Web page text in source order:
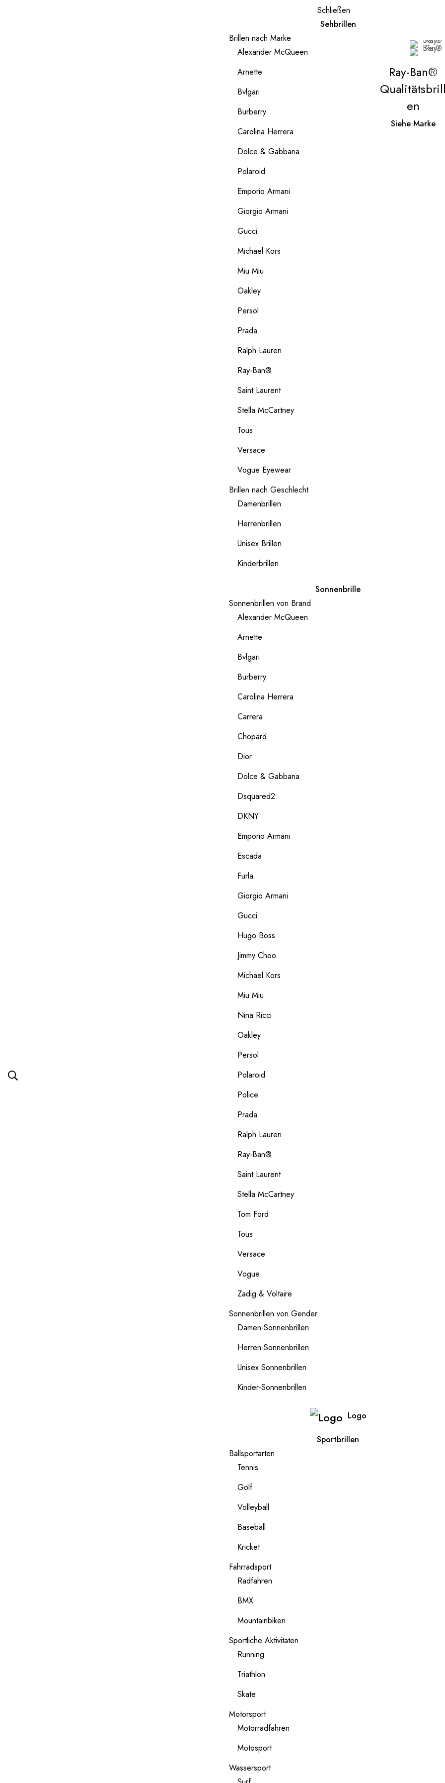
Schließen
Sehbrillen
Brillen nach Marke
Alexander McQueen
Arnette
Bvlgari
Burberry
Carolina Herrera
Dolce & Gabbana
Polaroid
Emporio Armani
Giorgio Armani
Gucci
Michael Kors
Miu Miu
Oakley
Persol
Prada
Ralph Lauren
Ray-Ban®
Saint Laurent
Stella McCartney
Tous
Versace
Vogue Eyewear
Brillen nach Geschlecht
Damenbrillen
Herrenbrillen
Unisex Brillen
Kinderbrillen
Ray-Ban®
en
Siehe Marke
Sonnenbrille
Sonnenbrillen von Brand
Alexander McQueen
Arnette
Bvlgari
Burberry
Carolina Herrera
Carrera
Chopard
Dior
Dolce & Gabbana
Dsquared2
DKNY
Emporio Armani
Escada
Furla
Giorgio Armani
Gucci
Hugo Boss
Jimmy Choo
Michael Kors
Miu Miu
Nina Ricci
Oakley
Persol
Polaroid
Police
Prada
Ralph Lauren
Ray-Ban®
Saint Laurent
Stella McCartney
Tom Ford
Tous
Versace
Vogue
Zadig & Voltaire
Sonnenbrillen von Gender
Damen-Sonnenbrillen
Herren-Sonnenbrillen
Unisex Sonnenbrillen
Kinder-Sonnenbrillen
Logo
Sportbrillen
Ballsportarten
Tennis
Golf
Volleyball
Baseball
Kricket
Fahrradsport
Radfahren
BMX
Mountainbiken
Sportliche Aktivitäten
Running
Triathlon
Skate
Motorsport
Motorradfahren
Motosport
Wassersport